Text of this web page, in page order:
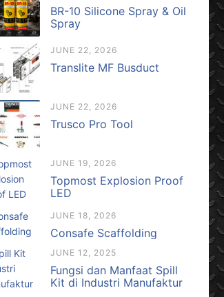
BR-10 Silicone Spray & Oil
Spray
JUNE 22, 2026
Translite MF Busduct
JUNE 22, 2026
Trusco Pro Tool
JUNE 19, 2026
Topmost Explosion Proof
LED
JUNE 18, 2026
Consafe Scaffolding
JUNE 12, 2025
Fungsi dan Manfaat Spill
Kit di Industri Manufaktur